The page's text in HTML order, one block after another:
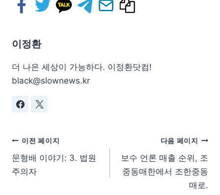
이정환
더 나은 세상이 가능하다. 이정환닷컴!
black@slownews.kr
이전 페이지
문형배 이야기: 3. 법원
주의자
다음 페이지
보수 언론 매출 순위, 조
중동매한에서 조한중동
매로.